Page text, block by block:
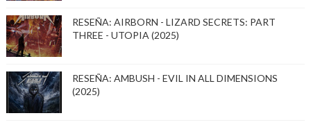
RESEÑA: AIRBORN - LIZARD SECRETS: PART
THREE - UTOPIA (2025)
RESEÑA: AMBUSH - EVIL IN ALL DIMENSIONS
(2025)